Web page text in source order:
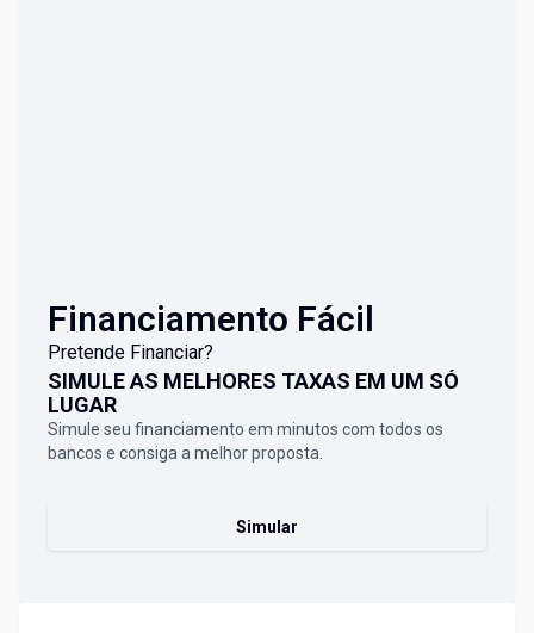
Financiamento Fácil
Pretende Financiar?
SIMULE AS MELHORES TAXAS EM UM SÓ
LUGAR
Simule seu financiamento em minutos com todos os
bancos e consiga a melhor proposta.
Simular